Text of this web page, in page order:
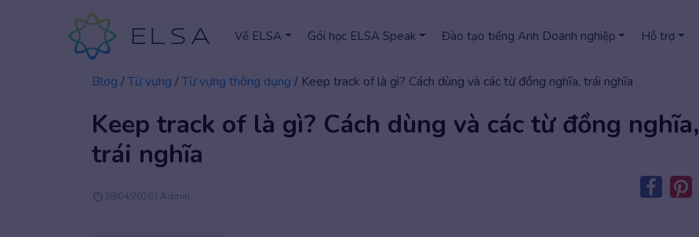
Về ELSA Gói học ELSA Speak Đào tạo tiếng Anh Doanh nghiệp Hỗ trợ
Blog /Từ vựng /Từ vựng thông dụng / Keep track of là gì? Cách dùng và các từ đồng nghĩa, trái nghĩa
Keep track of là gì? Cách dùng và các từ đồng nghĩa,
trái nghĩa
28/04/2026 | Admin